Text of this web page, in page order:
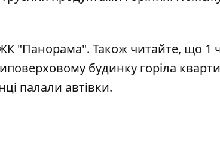
"Панорама". Також читайте, що 1
будинку горіла
палали автівки.